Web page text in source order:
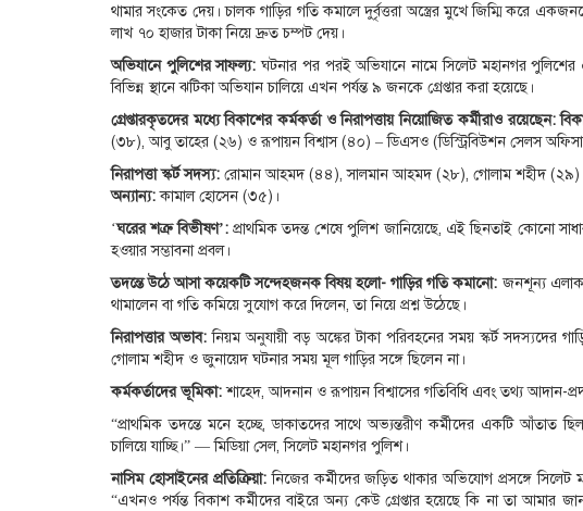
থামার সংকেত দেয়। চালক গাড়ির গতি কমালে দুর্বৃত্তরা অস্ত্রের মুখে জিম্মি করে
লাখ ৭০ হাজার টাকা নিয়ে দ্রুত চম্পট দেয়।
অভিযানে পুলিশের সাফল্য:ঘটনার পর পরই অভিযানে নামে সিলেট মহানগর পুলিশের
বিভিন্ন স্থানে ঝটিকা অভিযান চালিয়ে এখন পর্যন্ত ৯ জনকে গ্রেপ্তার করা হয়েছে।
গ্রেপ্তারকৃতদের মধ্যে বিকাশের কর্মকর্তা ও নিরাপত্তায় নিয়োজিত কর্মীরাও রয়েছেন:
(৩৮), আবু তাহের (২৬) ও রূপায়ন বিশ্বাস (৪০) – ডিএসও (ডিস্ট্রিবিউশন সেলস
নিরাপত্তা স্কর্ট সদস্য: রোমান আহমদ (৪৪), সালমান আহমদ (২৮), গোলাম শহীদ (২৯)
অন্যান্য:কামাল হোসেন (৩৫)।
‘ঘরের শত্রু বিভীষণ’:প্রাথমিক তদন্ত শেষে পুলিশ জানিয়েছে, এই ছিনতাই কোনো
হওয়ার সম্ভাবনা প্রবল।
তদন্তে উঠে আসা কয়েকটি সন্দেহজনক বিষয় হলো- গাড়ির গতি কমানো:জনশূন্য
থামালেন বা গতি কমিয়ে সুযোগ করে দিলেন, তা নিয়ে প্রশ্ন উঠেছে।
নিরাপত্তার অভাব:নিয়ম অনুযায়ী বড় অঙ্কের টাকা পরিবহনের সময় স্কর্ট সদস্যদের
গোলাম শহীদ ও জুনায়েদ ঘটনার সময় মূল গাড়ির সঙ্গে ছিলেন না।
কর্মকর্তাদের ভূমিকা:শাহেদ, আদনান ও রূপায়ন বিশ্বাসের গতিবিধি এবং তথ্য আদান-
“প্রাথমিক তদন্তে মনে হচ্ছে, ডাকাতদের সাথে অভ্যন্তরীণ কর্মীদের একটি আঁতাত
চালিয়ে যাচ্ছি।” — মিডিয়া সেল, সিলেট মহানগর পুলিশ।
নাসিম হোসাইনের প্রতিক্রিয়া:নিজের কর্মীদের জড়িত থাকার অভিযোগ প্রসঙ্গে
“এখনও পর্যন্ত বিকাশ কর্মীদের বাইরে অন্য কেউ গ্রেপ্তার হয়েছে কি না তা আমার